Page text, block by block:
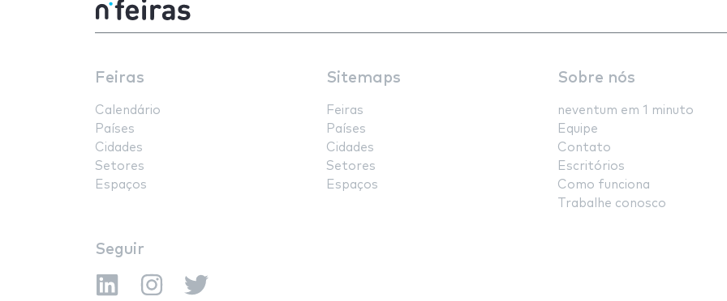
Feiras
Calendário
Países
Cidades
Setores
Espaços
Sitemaps
Feiras
Países
Cidades
Setores
Espaços
Sobre nós
neventum em 1 minuto
Equipe
Contato
Escritórios
Como funciona
Trabalhe conosco
Seguir